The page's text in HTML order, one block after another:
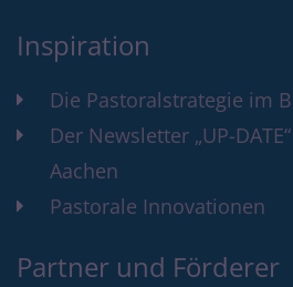
Inspiration
Die Pastoralstrategie im
Der Newsletter „UP-
Aachen
Pastorale Innovationen
Partner und Förderer